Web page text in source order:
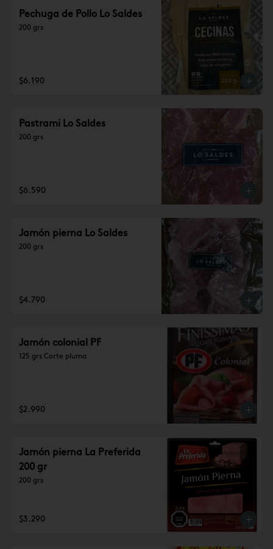
Pechuga de Pollo Lo Saldes
200 grs
$6.190
Pastrami Lo Saldes
200 grs
$6.590
Jamón pierna Lo Saldes
200 grs
$4.790
Jamón colonial PF
125 grs Corte pluma
$2.990
Jamón pierna La Preferida
200 gr
200 grs
$3.290